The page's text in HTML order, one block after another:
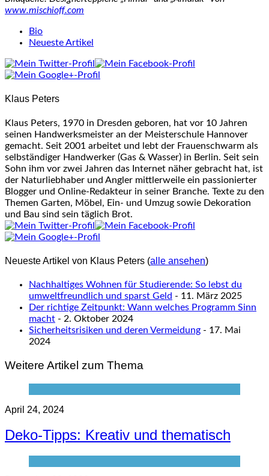
www.mischioff.com
following
tabs
change
below.
Bio
Neueste Artikel
Klaus Peters
Klaus Peters, 1970 in Dresden geboren, hat vor 10 Jahren
seinen Handwerksmeister an der Meisterschule Hannover
gemacht. Seit 2001 arbeitet und lebt der Frauenschwarm als
selbständiger Handwerker (Gas & Wasser) in Berlin. Seit sein
Sohn ihm vor zwei Jahren das Internet näher gebracht hat, ist
der Naturliebhaber und Angler mittlerweile ein passionierter
Blogger und Online-Redakteur in seiner Branche. Texte zu den
Themen Garten, Möbel, Ein- und Umzug sowie Dekoration
und Bau sind sein täglich Brot.
Neueste Artikel von Klaus Peters (alle ansehen)
Nachhaltiges Wohnen für Studierende: So lebst du
umweltfreundlich und sparst Geld - 11. März 2025
Der richtige Zeitpunkt: Wann welches Programm Sinn
macht - 2. Oktober 2024
Sicherheitsrisiken und deren Vermeidung - 17. Mai
2024
Weitere Artikel zum Thema
April 24, 2024
Deko-Tipps: Kreativ und thematisch